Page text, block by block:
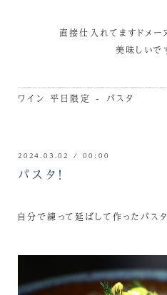
直接仕入れてますドメー
美味しいで
ワイン 平日限定 - パスタ
2024.03.02 / 00:00
パスタ！
自分で練って延ばして作ったパス